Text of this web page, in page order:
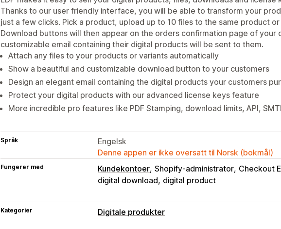
Thanks to our user friendly interface, you will be able to transform your
just a few clicks. Pick a product, upload up to 10 files to the same product
Download buttons will then appear on the orders confirmation page of your
customizable email containing their digital products will be sent to them.
Attach any files to your products or variants automatically
Show a beautiful and customizable download button to your customers
Design an elegant email containing the digital products your customers
Protect your digital products with our advanced license keys feature
More incredible pro features like PDF Stamping, download limits, API,
Språk
Engelsk
Denne appen er ikke oversatt til Norsk (bokmål)
Fungerer med Kundekontoer Shopify-administrator Checkout
digital download digital product
Kategorier Digitale produkter